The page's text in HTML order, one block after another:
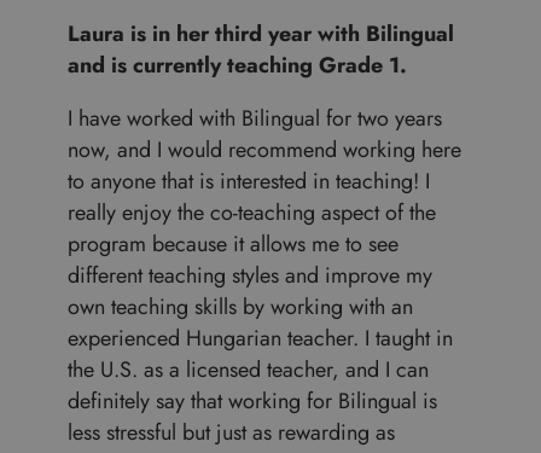
Laura is in her third year with Bilingual
and is currently teaching Grade 1.
I have worked with Bilingual for two years
now, and I would recommend working here
to anyone that is interested in teaching! I
really enjoy the co-teaching aspect of the
program because it allows me to see
different teaching styles and improve my
own teaching skills by working with an
experienced Hungarian teacher. I taught in
the U.S. as a licensed teacher, and I can
definitely say that working for Bilingual is
less stressful but just as rewarding as